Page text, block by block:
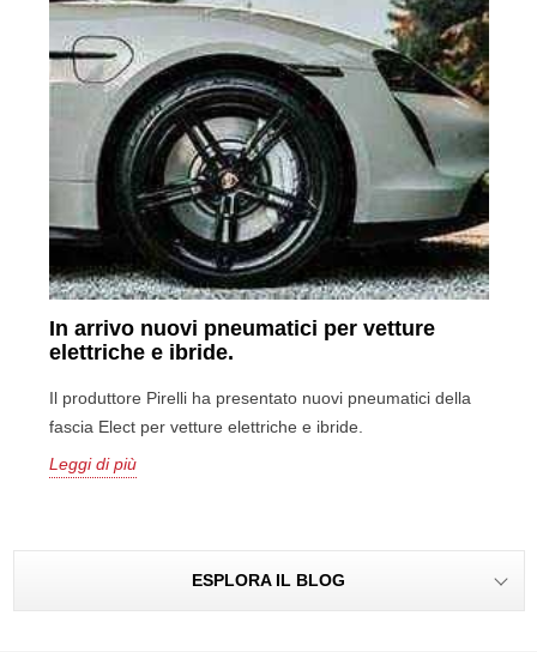
In arrivo nuovi pneumatici per vetture
elettriche e ibride.
Il produttore Pirelli ha presentato nuovi pneumatici della
fascia Elect per vetture elettriche e ibride.
Leggi di più
ESPLORA IL BLOG